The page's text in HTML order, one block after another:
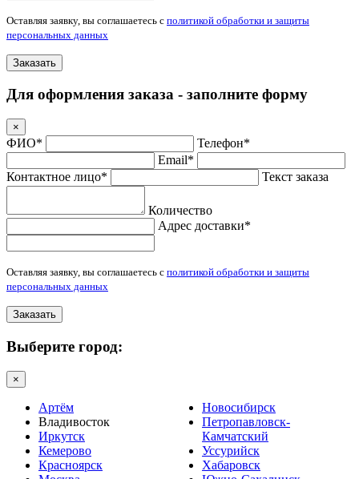
Оставляя заявку, вы соглашаетесь с политикой обработки и защиты
персональных данных
Заказать
Для оформления заказа - заполните форму
×
ФИО*
Телефон*
Email*
Контактное лицо*
Текст заказа
Количество
Адрес доставки*
Оставляя заявку, вы соглашаетесь с политикой обработки и защиты
персональных данных
Заказать
Выберите город:
×
Артём
Владивосток
Иркутск
Кемерово
Красноярск
Новосибирск
Петропавловск-
Камчатский
Уссурийск
Хабаровск